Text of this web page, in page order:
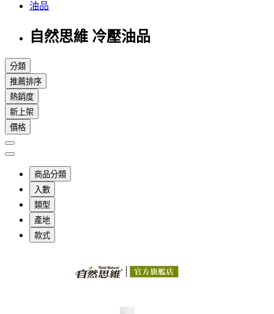
油品
自然思維 冷壓油品
分類
推薦排序
熱銷度
新上架
價格
商品分類
入數
類型
產地
款式